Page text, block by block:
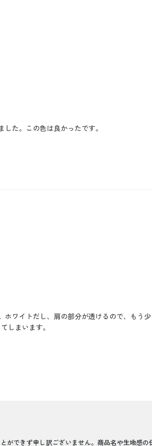
た。この色は良かったです。
ワイトだし、肩の部分が透けるので、もう
しまいます。
できず申し訳ございません。商品名や生地感